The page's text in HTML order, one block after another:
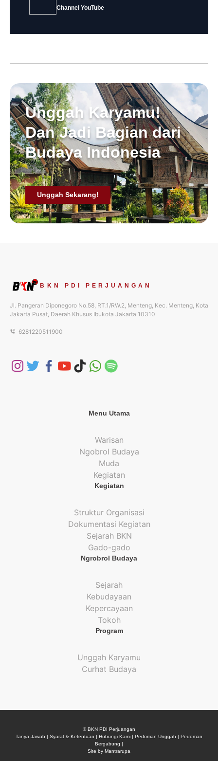
Channel YouTube
Unggah Karyamu!
Dan Jadi Bagian dari
Budaya Indonesia
Unggah Sekarang!
BKN PDI PERJUANGAN
Jl. Pangeran Diponegoro No.58, RT.1/RW.2, Menteng, Kec. Menteng, Kota
Jakarta Pusat, Daerah Khusus Ibukota Jakarta 10310
6281220511900
Menu Utama
Warisan
Ngobrol Budaya
Muda
Kegiatan
Kegiatan
Struktur Organisasi
Dokumentasi Kegiatan
Sejarah BKN
Gado-gado
Ngrobrol Budaya
Sejarah
Kebudayaan
Kepercayaan
Tokoh
Program
Unggah Karyamu
Curhat Budaya
© BKN PDI Perjuangan
Tanya Jawab | Syarat & Ketentuan | Hubungi Kami | Pedoman Unggah | Pedoman
Bergabung |
Site by Mantrarupa